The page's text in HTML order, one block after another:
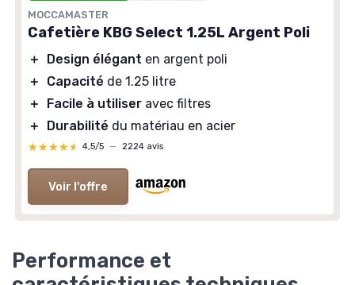
MOCCAMASTER
Cafetière KBG Select 1.25L Argent Poli
＋ Design élégant en argent poli
＋
Capacité de 1.25 litre
＋
Facile à utiliser avec filtres
＋
Durabilité du matériau en acier
★★★★★
★★★★★ 4,5/5 — 2224 avis
Voir l'offre
Performance et